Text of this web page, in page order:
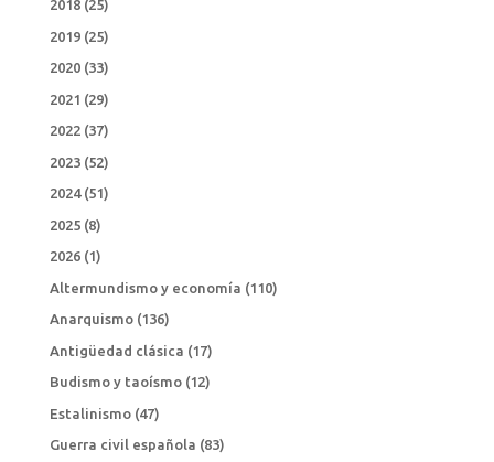
2018(25)
2019(25)
2020(33)
2021 (29)
2022(37)
2023(52)
2024(51)
2025(8)
2026(1)
Altermundismo y economía (110)
Anarquismo(136)
Antigüedad clásica (17)
Budismo y taoísmo(12)
Estalinismo(47)
Guerra civil española (83)